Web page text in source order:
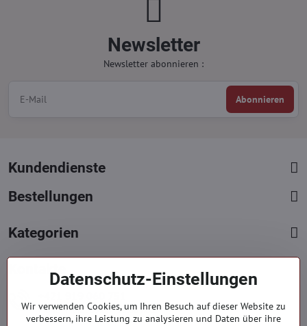
Newsletter
Newsletter abonnieren :
Abonnieren
Kundendienste
Bestellungen
Kategorien
Kontakte
Mont. - Freit. : 09:00 - 15:00 hod.
Datenschutz-Einstellungen
Wir verwenden Cookies, um Ihren Besuch auf dieser Website zu
verbessern, ihre Leistung zu analysieren und Daten über ihre